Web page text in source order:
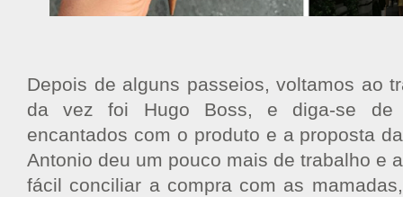
Depois de alguns passeios, voltamos ao
da vez foi Hugo Boss, e diga-se de
encantados com o produto e a proposta
Antonio deu um pouco mais de trabalho e
fácil conciliar a compra com as